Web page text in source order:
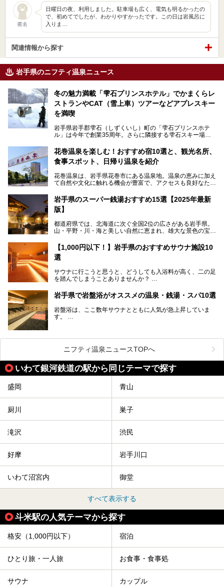
匿名
日曜日の夜、利用しました。駐車場も広く、電気も明るかったの
で、初めてでしたが、わかりやすかったです。この日は岩風呂に
入りま…
関連情報から探す
岩手県のニフティ温泉ニュース
冬の魅力満載「雫石プリンスホテル」でかまくらレ
ストランやCAT（雪上車）ツアーなどアプレスキー
を満喫
岩手県岩手郡雫石（しずくいし）町の「雫石プリンスホテ
ル」は今年で創業35周年。さらに隣接する雫石スキー場は
の後"）の充実をはかり、テーマをSNOW（雪）＋NOVA
（新星）で「SNØVA（スノーヴァ）」としました！
喫できるパウダースノーの雫石。というわけで、「雫石プリ
ンスホテル」にお出かけして楽しめるアクティビティや温泉
───
提供元：株式会社西武・プリンスホテルズワールドワイド
この記事は雫石プリンスホテルのPR記事です。
花巻温泉を楽しむ！おすすめ宿10選と、観光名所、
食事スポット、日帰り温泉を紹介
花巻温泉は、岩手県花巻市にある温泉地。温泉の恵みに加え
て自然や文化に触れる機会が豊富で、アクセスも良好なた
この記事では、花巻温泉の魅力、おすすめの宿・注目すべき
観光スポット・味わい深い食事処・気軽に立ち寄れる日帰り
花巻温泉での日常を忘れられる特別な体験を通じて、いつも
岩手県のスーパー銭湯おすすめ15選【2025年最新
版】
都道府県では、北海道に次ぐ全国2位の広さがある岩手県。
山・平野・川・海と美しい自然に恵まれ、雄大な景色の宝庫
三陸の魚介類などの岩手グルメは全国に知られていますね。
大自然に囲まれた岩手県には、温泉が多く湧き出していま
す。今回は、岩手県でおすすめのスーパー銭湯をご紹介しま
【1,000円以下！】岩手県のおすすめサウナ施設10
選
サウナに行こうと思うと、どうしても入浴料が高く、二の足
を踏んでしまうことありませんか？
そこで値段を抑えた格安でお風呂とサウナを満喫できる充実
の施設を紹介します！
サクッと、月何回もサウナを楽しみたい人にとってはピッタ
リの場所ばかりなんですよ。
岩手県で岩盤浴がオススメの温泉・銭湯・スパ10選
岩盤浴は、ここ数年サウナとともに人気が急上昇していま
す。
今回は、岩手県でおすすめの温泉、銭湯、スパにある岩盤浴
を紹介します！
温度も低めなので、暑いのが苦手な人でも大満足な施設です
ニフティ温泉ニュースTOPへ
いわて銀河鉄道の駅から同じテーマで探す
盛岡 青山
厨川 巣子
滝沢 渋民
好摩 岩手川口
いわて沼宮内 御堂
すべて表示する
斗米駅の人気テーマから探す
格安（1,000円以下） 宿泊
ひとり旅・一人旅 お食事・食事処
サウナ カップル